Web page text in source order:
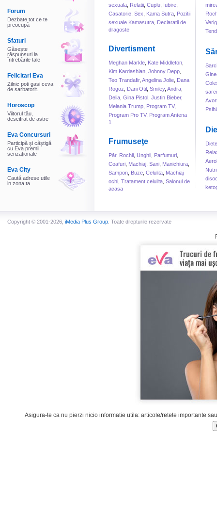
Forum
Dezbate tot ce te
preocupă
Sfaturi
Găseşte
răspunsuri la
întrebările tale
Felicitari Eva
Zilnic poti gasi ceva
de sarbatorit.
Horoscop
Viitorul tău,
descifrat de astre
Eva Concursuri
Participă şi câştigă
cu Eva premii
senzaţionale
Eva City
Caută adrese utile
in zona ta
sexuala Relatii Cuplu Iubire
Casatorie Sex Kama Sutra Pozitii
sexuale Kamasutra Declaratii de
dragoste
Divertisment
Meghan Markle Kate Middleton
Kim Kardashian Johnny Depp
Teo Trandafir, Angelina Jolie Dana
Rogoz
Dani Otil Smiley, Andra
Delia Gina Pistol Justin Bieber,
Melania Trump Program TV,
Program Pro TV, Program Antena
1
Frumuseţe
Păr, Rochii Unghii Parfumuri
Coafuri Machiaj Sani Manichiura
Sampon Buze Celulita Machiaj
ochi Tratament celulita Salonul de
acasa
Diete
Copyright © 2001-2026, iMedia Plus Group . Toate drepturile rezervate
Asigura-te ca nu pierzi nicio informatie utila: articole/retete importante